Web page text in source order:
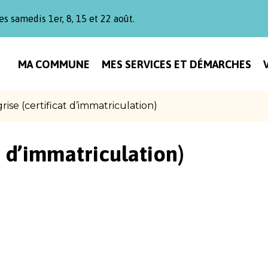
samedis 1er, 8, 15 et 22 août.
MA COMMUNE MES SERVICES ET DÉMARCHES
(certificat d’immatriculation)